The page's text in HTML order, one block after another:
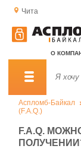
Чита
О
Аспломб-Байкал
(F.A.Q.)
F.A.Q.